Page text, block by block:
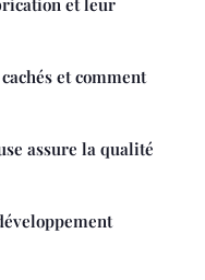
et comment
assure la qualité